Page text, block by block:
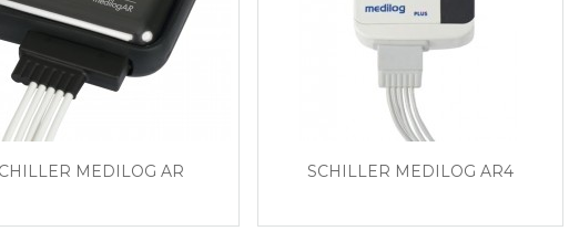
MEDILOG AR SCHILLER MEDILOG AR4